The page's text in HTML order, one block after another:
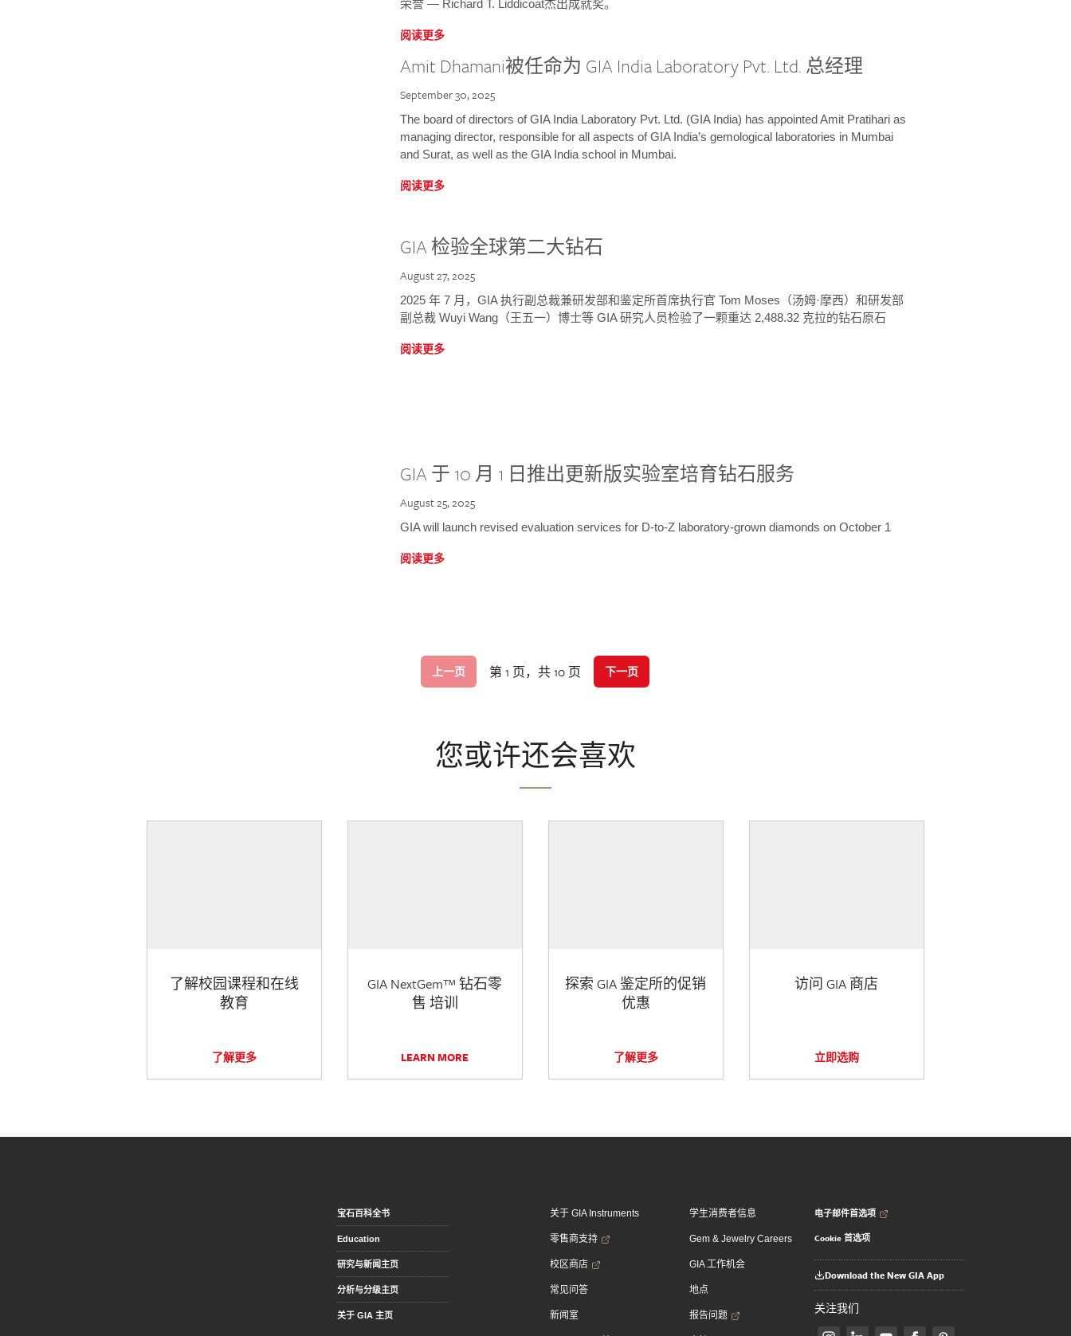
荣誉 — Richard T. Liddicoat杰出成就奖。
阅读更多
Amit Dhamani被任命为 GIA India Laboratory Pvt. Ltd. 总经理
September 30, 2025
The board of directors of GIA India Laboratory Pvt. Ltd. (GIA India) has appointed Amit Pratihari as
managing director, responsible for all aspects of GIA India’s gemological laboratories in Mumbai
and Surat, as well as the GIA India school in Mumbai.
阅读更多
GIA 检验全球第二大钻石
August 27, 2025
2025 年 7 月，GIA 执行副总裁兼研发部和鉴定所首席执行官 Tom Moses（汤姆·摩西）和研发部
副总裁 Wuyi Wang（王五一）博士等 GIA 研究人员检验了一颗重达 2,488.32 克拉的钻石原石
阅读更多
GIA 于 10 月 1 日推出更新版实验室培育钻石服务
August 25, 2025
GIA will launch revised evaluation services for D-to-Z laboratory-grown diamonds on October 1
阅读更多
上一页 第 1 页，共 10 页 下一页
您或许还会喜欢
了解校园课程和在线
教育
了解更多
GIA NextGem™ 钻石零
售 培训
LEARN MORE
探索 GIA 鉴定所的促销
优惠
了解更多
访问 GIA 商店
立即选购
宝石百科全书
Education
研究与新闻主页
分析与分级主页
关于 GIA 主页
关于 GIA Instruments
零售商支持
校区商店
常见问答
新闻室
学生消费者信息
Gem & Jewelry Careers
GIA 工作机会
地点
报告问题
电子邮件首选项
Cookie 首选项
Download the New GIA App
关注我们